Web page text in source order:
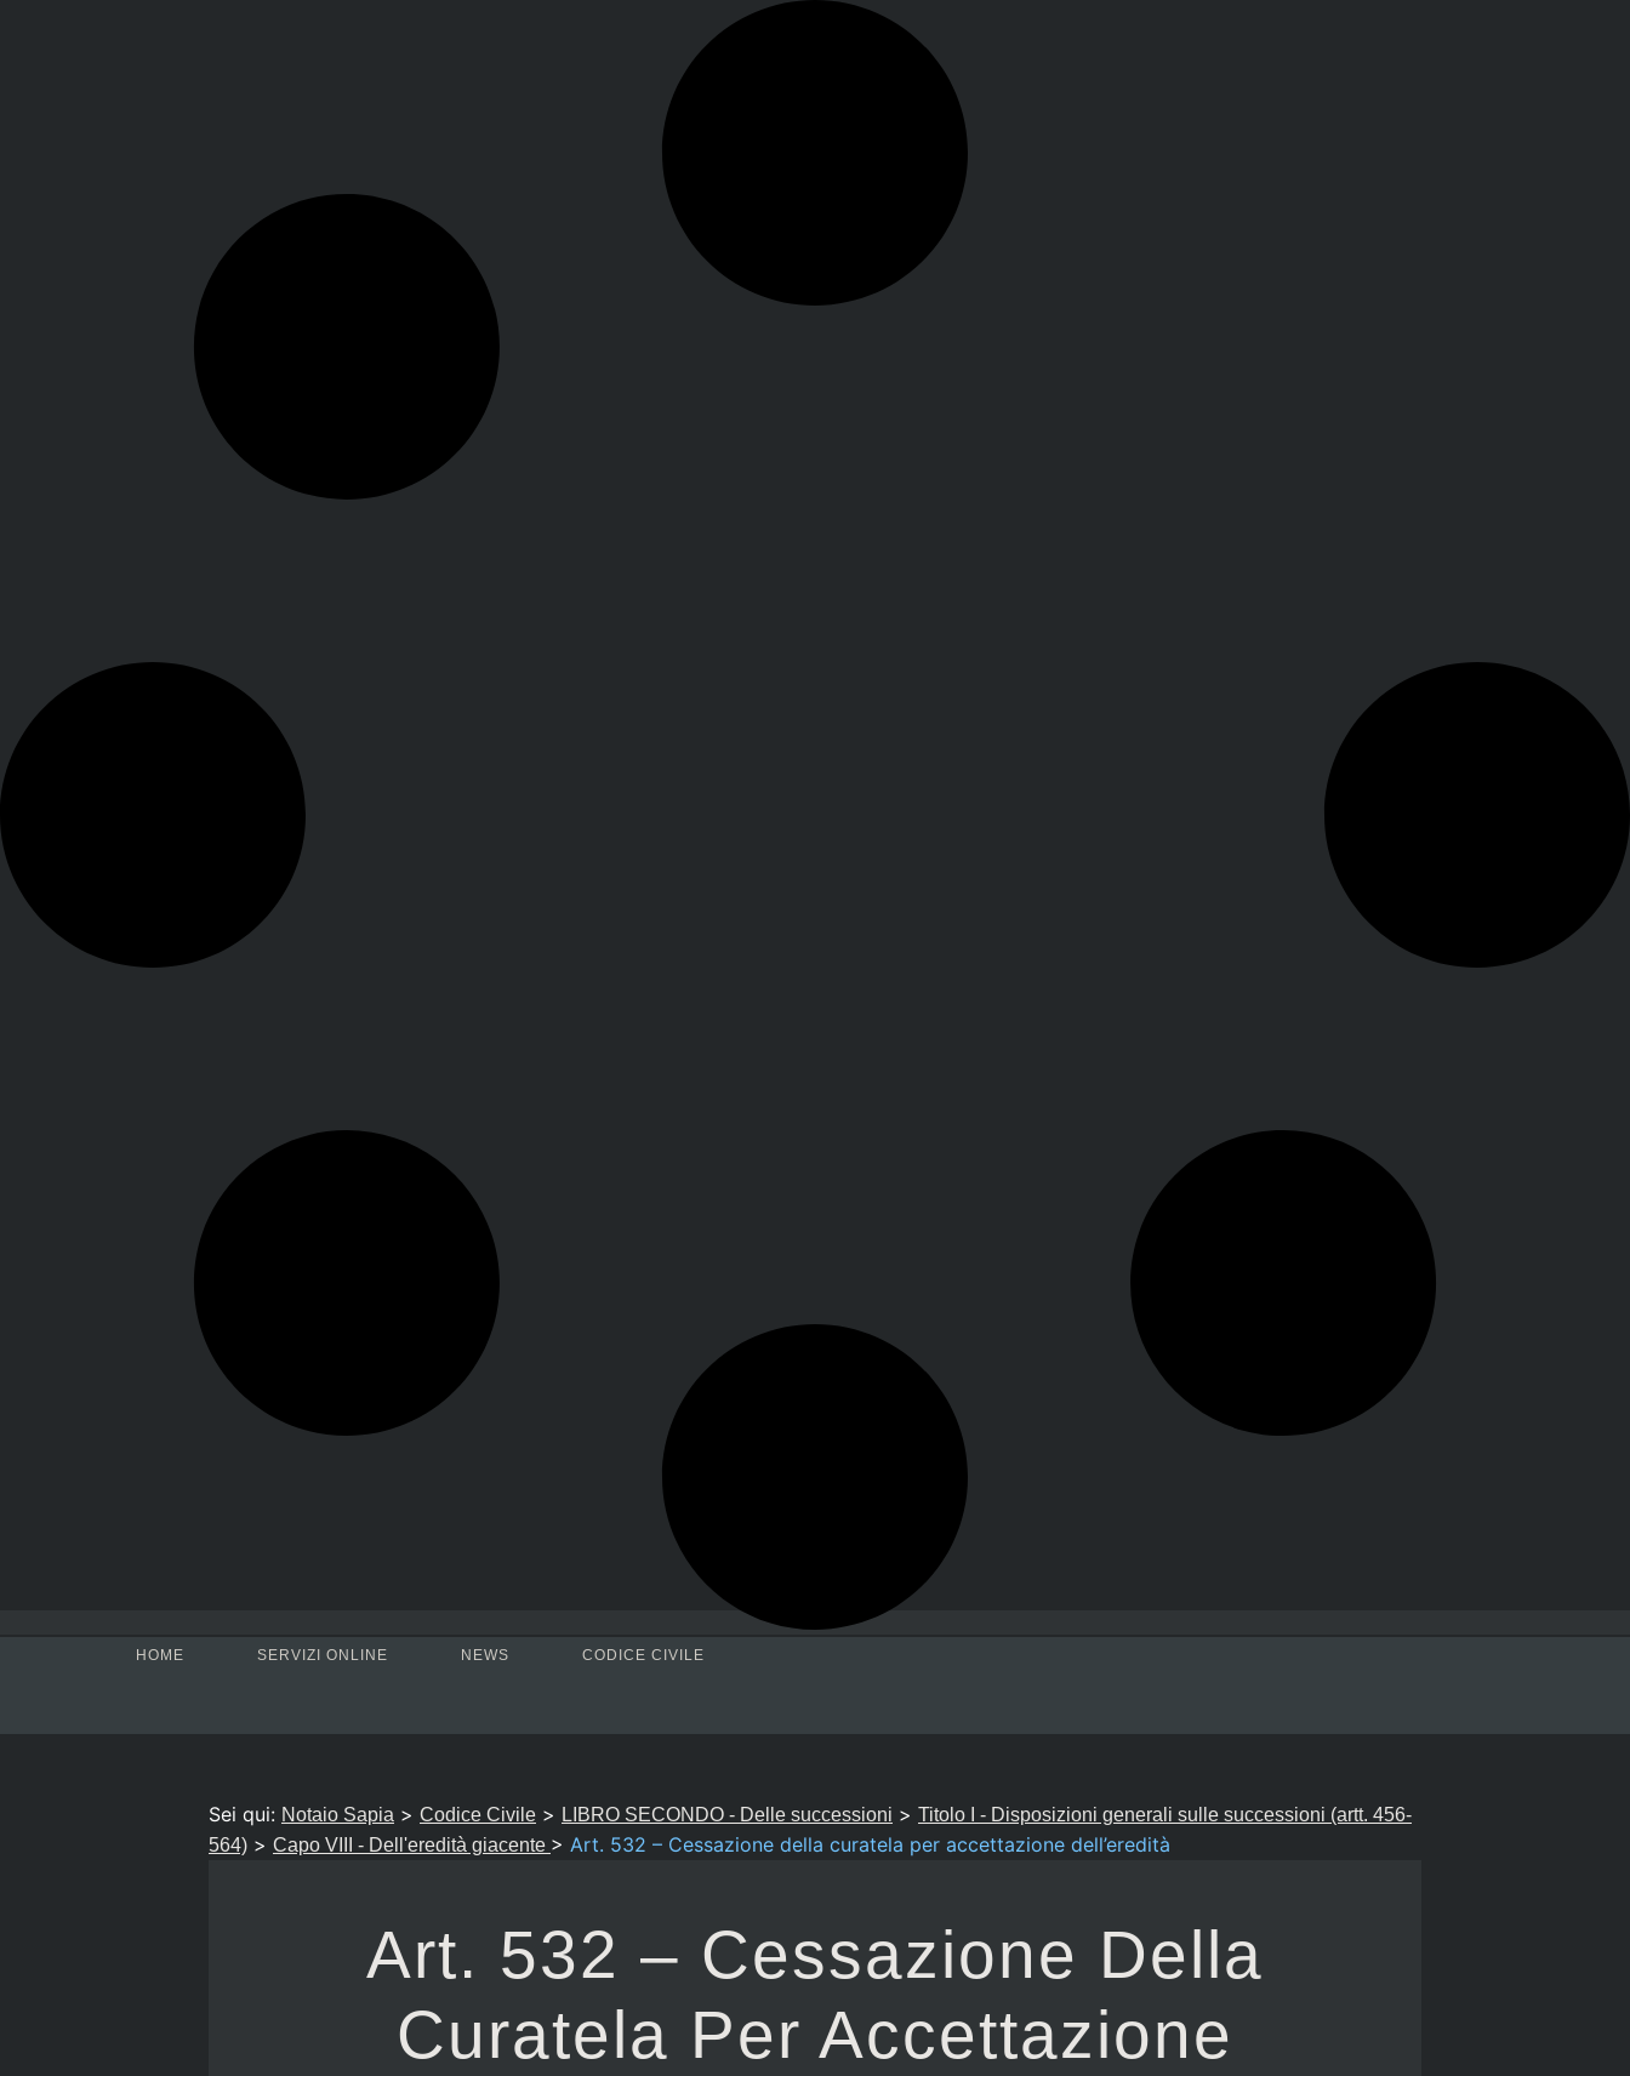
HOME SERVIZI ONLINE NEWS CODICE CIVILE
Sei qui: Notaio Sapia > Codice Civile > LIBRO SECONDO - Delle successioni > Titolo I - Disposizioni generali sulle successioni (artt. 456-
564) > Capo VIII - Dell'eredità giacente > Art. 532 – Cessazione della curatela per accettazione dell’eredità
Art. 532 – Cessazione Della
Curatela Per Accettazione